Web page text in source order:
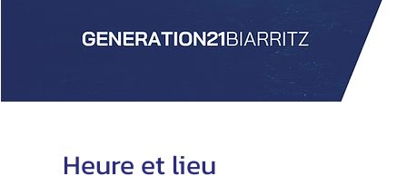
Heure et lieu